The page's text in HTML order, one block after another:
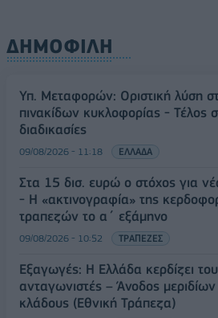
ΔΗΜΟΦΙΛΗ
Υπ. Μεταφορών: Οριστική λύση
πινακίδων κυκλοφορίας - Τέλος
διαδικασίες
09/08/2026 - 11:18 ΕΛΛΑΔΑ
Στα 15 δισ. ευρώ ο στόχος για
- Η «ακτινογραφία» της
τραπεζών το α΄ εξάμηνο
09/08/2026 - 10:52 ΤΡΑΠΕΖΕΣ
Εξαγωγές: Η Ελλάδα κερδίζει
ανταγωνιστές – Άνοδος
κλάδους (Εθνική Τράπεζα)